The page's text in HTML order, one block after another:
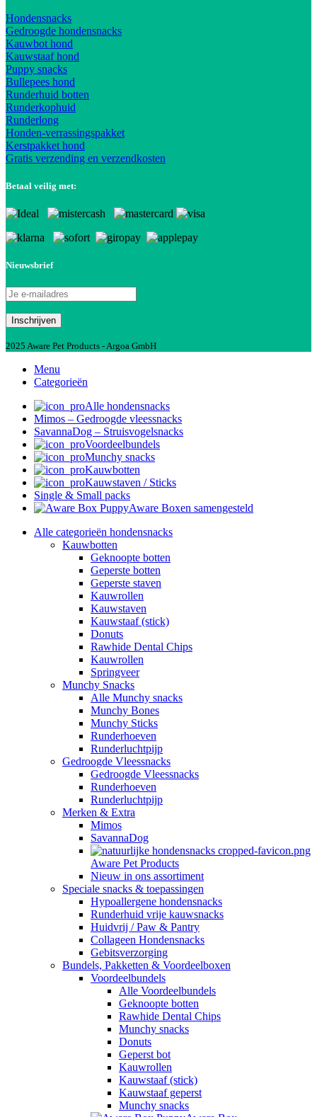
Hondensnacks
Gedroogde hondensnacks
Kauwbot hond
Kauwstaaf hond
Puppy snacks
Bullepees hond
Runderhuid botten
Runderkophuid
Runderlong
Honden-verrassingspakket
Kerstpakket hond
Gratis verzending en verzendkosten
Betaal veilig met:
Nieuwsbrief
2025 Aware Pet Products - Argoa GmbH
Menu
Categorieën
Alle hondensnacks
Mimos – Gedroogde vleessnacks
SavannaDog – Struisvogelsnacks
Voordeelbundels
Munchy snacks
Kauwbotten
Kauwstaven / Sticks
Single & Small packs
Aware Boxen samengesteld
Alle categorieën hondensnacks
Kauwbotten
Geknoopte botten
Geperste botten
Geperste staven
Kauwrollen
Kauwstaven
Kauwstaaf (stick)
Donuts
Rawhide Dental Chips
Kauwrollen
Springveer
Munchy Snacks
Alle Munchy snacks
Munchy Bones
Munchy Sticks
Runderhoeven
Runderluchtpijp
Gedroogde Vleessnacks
Gedroogde Vleessnacks
Runderhoeven
Runderluchtpijp
Merken & Extra
Mimos
SavannaDog
Aware Pet Products
Nieuw in ons assortiment
Speciale snacks & toepassingen
Hypoallergene hondensnacks
Runderhuid vrije kauwsnacks
Huidvrij / Paw & Pantry
Collageen Hondensnacks
Gebitsverzorging
Bundels, Pakketten & Voordeelboxen
Voordeelbundels
Alle Voordeelbundels
Geknoopte botten
Rawhide Dental Chips
Munchy snacks
Donuts
Geperst bot
Kauwrollen
Kauwstaaf (stick)
Kauwstaaf geperst
Munchy snacks